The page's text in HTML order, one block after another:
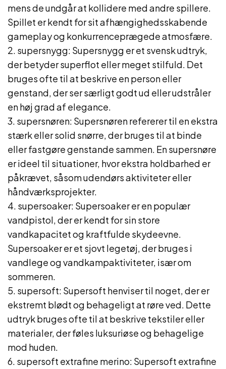
mens de undgår at kollidere med andre spillere.
Spillet er kendt for sit afhængighedsskabende
gameplay og konkurrenceprægede atmosfære.
2. supersnygg: Supersnygg er et svensk udtryk,
der betyder superflot eller meget stilfuld. Det
bruges ofte til at beskrive en person eller
genstand, der ser særligt godt ud eller udstråler
en høj grad af elegance.
3. supersnøren: Supersnøren refererer til en ekstra
stærk eller solid snørre, der bruges til at binde
eller fastgøre genstande sammen. En supersnøre
er ideel til situationer, hvor ekstra holdbarhed er
påkrævet, såsom udendørs aktiviteter eller
håndværksprojekter.
4. supersoaker: Supersoaker er en populær
vandpistol, der er kendt for sin store
vandkapacitet og kraftfulde skydeevne.
Supersoaker er et sjovt legetøj, der bruges i
vandlege og vandkampaktiviteter, især om
sommeren.
5. supersoft: Supersoft henviser til noget, der er
ekstremt blødt og behageligt at røre ved. Dette
udtryk bruges ofte til at beskrive tekstiler eller
materialer, der føles luksuriøse og behagelige
mod huden.
6. supersoft extrafine merino: Supersoft extrafine